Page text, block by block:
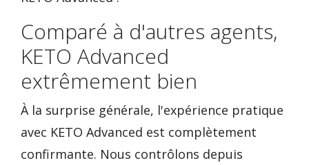
Comparé à d'autres agents,
KETO Advanced
extrêmement bien
À la surprise générale, l'expérience pratique
avec KETO Advanced est complètement
confirmante. Nous contrôlons depuis